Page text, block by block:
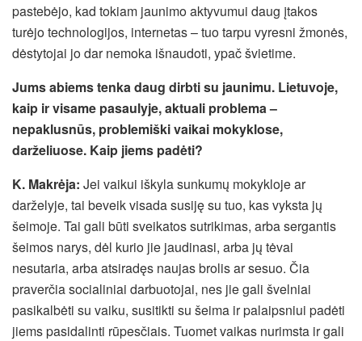
pastebėjo, kad tokiam jaunimo aktyvumui daug įtakos
turėjo technologijos, internetas – tuo tarpu vyresni žmonės,
dėstytojai jo dar nemoka išnaudoti, ypač švietime.
Jums abiems tenka daug dirbti su jaunimu. Lietuvoje,
kaip ir visame pasaulyje, aktuali problema –
nepaklusnūs, problemiški vaikai mokyklose,
darželiuose. Kaip jiems padėti?
K. Makrėja: Jei vaikui iškyla sunkumų mokykloje ar
darželyje, tai beveik visada susiję su tuo, kas vyksta jų
šeimoje. Tai gali būti sveikatos sutrikimas, arba sergantis
šeimos narys, dėl kurio jie jaudinasi, arba jų tėvai
nesutaria, arba atsiradęs naujas brolis ar sesuo. Čia
praverčia socialiniai darbuotojai, nes jie gali švelniai
pasikalbėti su vaiku, susitikti su šeima ir palaipsniui padėti
jiems pasidalinti rūpesčiais. Tuomet vaikas nurimsta ir gali